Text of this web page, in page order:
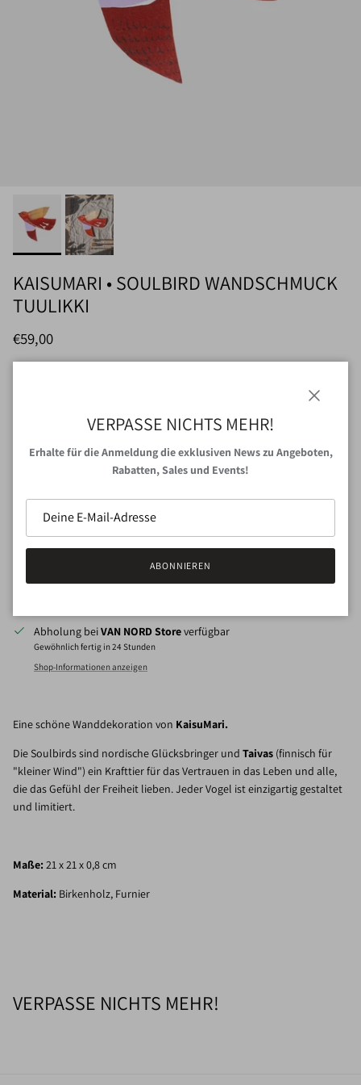
KAISUMARI • SOULBIRD WANDSCHMUCK
TUULIKKI
Normaler Preis
€59,00
JETZT ZUM CHECKOUT
Abholung beiVAN NORD Storeverfügbar
Gewöhnlich fertig in 24 Stunden
Shop-Informationen anzeigen
Eine schöne Wanddekoration von KaisuMari.
Die Soulbirds sind nordische Glücksbringer und Taivas (finnisch für
"kleiner Wind") ein Krafttier für das Vertrauen in das Leben und alle,
die das Gefühl der Freiheit lieben. Jeder Vogel ist einzigartig gestaltet
und limitiert.
Maße: 21 x 21 x 0,8 cm
Material: Birkenholz, Furnier
VERPASSE NICHTS MEHR!
VERPASSE NICHTS MEHR!
Erhalte für die Anmeldung die exklusiven News zu Angeboten,
Rabatten, Sales und Events!
ABONNIEREN